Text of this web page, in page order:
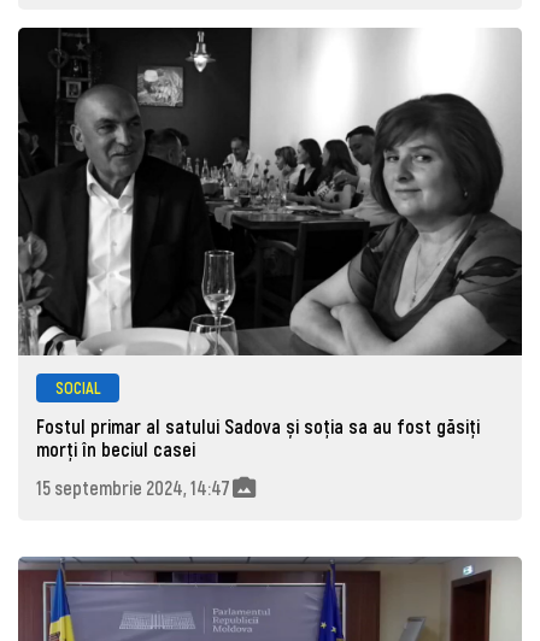
SOCIAL
Fostul primar al satului Sadova și soția sa au fost găsiți
morţi în beciul casei
15 septembrie 2024, 14:47